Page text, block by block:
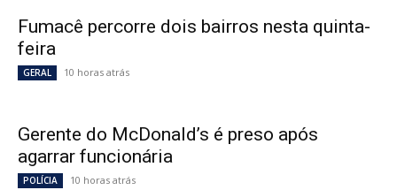
Fumacê percorre dois bairros nesta quinta-
feira
GERAL 10 horas atrás
Gerente do McDonald’s é preso após
agarrar funcionária
POLÍCIA 10 horas atrás